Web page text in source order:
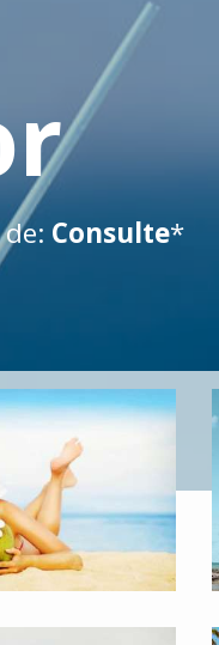
Consulte*